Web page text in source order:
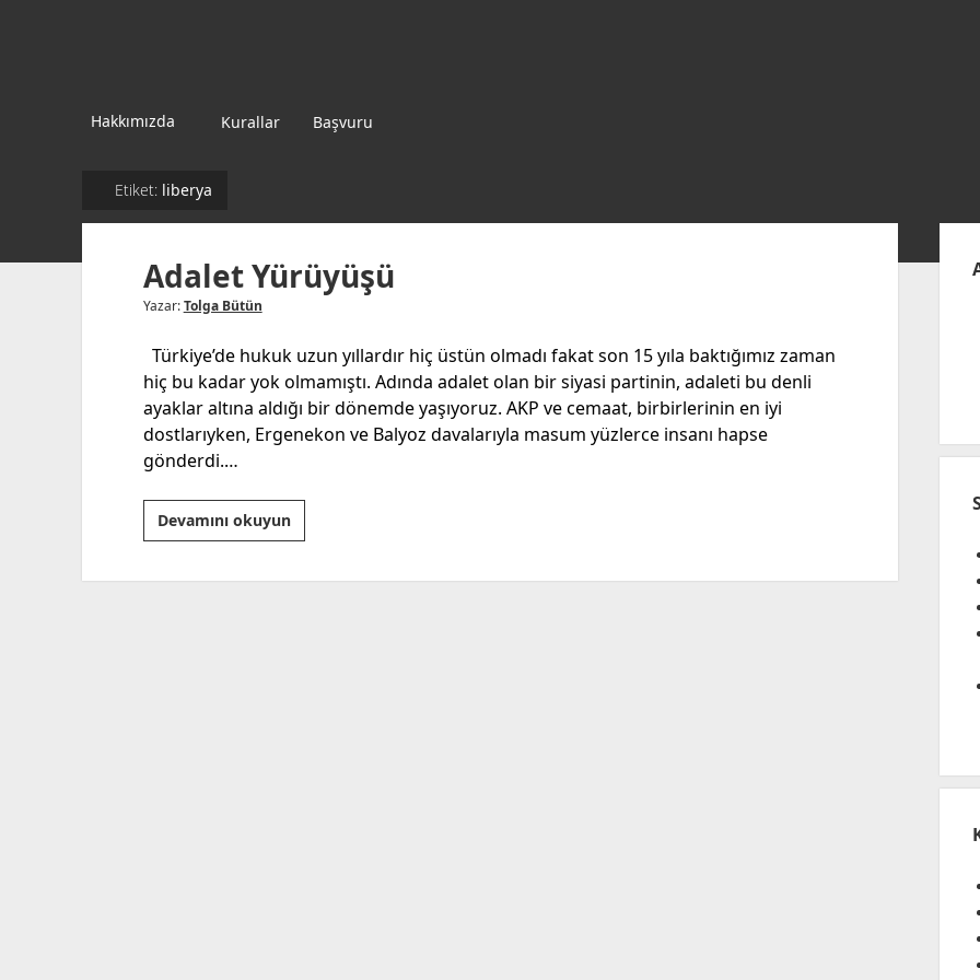
Hakkımızda Kurallar Başvuru
Etiket:liberya
Adalet Yürüyüşü
Yazar:Tolga Bütün
Türkiye’de hukuk uzun yıllardır hiç üstün olmadı fakat son 15 yıla baktığımız zaman
hiç bu kadar yok olmamıştı. Adında adalet olan bir siyasi partinin, adaleti bu denli
ayaklar altına aldığı bir dönemde yaşıyoruz. AKP ve cemaat, birbirlerinin en iyi
dostlarıyken, Ergenekon ve Balyoz davalarıyla masum yüzlerce insanı hapse
gönderdi.…
Devamını okuyunAdalet
Yürüyüşü